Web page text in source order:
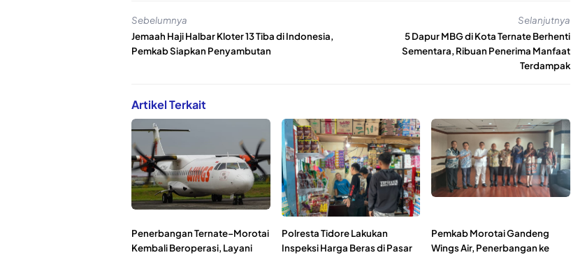
Sebelumnya
Jemaah Haji Halbar Kloter 13 Tiba di Indonesia,
Pemkab Siapkan Penyambutan
Selanjutnya
5 Dapur MBG di Kota Ternate Berhenti
Sementara, Ribuan Penerima Manfaat
Terdampak
Artikel Terkait
Penerbangan Ternate–Morotai
Kembali Beroperasi, Layani
Polresta Tidore Lakukan
Inspeksi Harga Beras di Pasar
Pemkab Morotai Gandeng
Wings Air, Penerbangan ke